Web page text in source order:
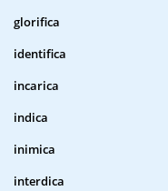
glorifica
identifica
incarica
indica
inimica
interdica